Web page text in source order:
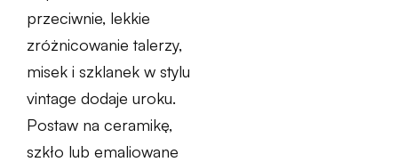
przeciwnie, lekkie
zróżnicowanie talerzy,
misek i szklanek w stylu
vintage dodaje uroku.
Postaw na ceramikę,
szkło lub emaliowane